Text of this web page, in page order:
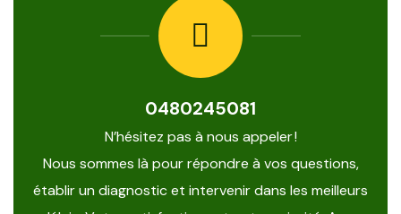
0480245081
N’hésitez pas à nous appeler !
Nous sommes là pour répondre à vos questions,
établir un diagnostic et intervenir dans les meilleurs